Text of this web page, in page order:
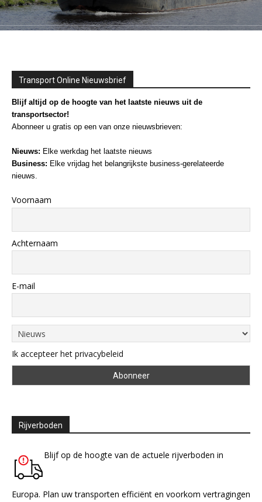
Transport Online Nieuwsbrief
Blijf altijd op de hoogte van het laatste nieuws uit de
transportsector!
Abonneer u gratis op een van onze nieuwsbrieven:
Nieuws: Elke werkdag het laatste nieuws
Business: Elke vrijdag het belangrijkste business-gerelateerde
nieuws.
Voornaam
Achternaam
E-mail
Ik accepteer het privacybeleid
Rijverboden
Blijf op de hoogte van de actuele rijverboden in
Europa. Plan uw transporten efficiënt en voorkom vertragingen